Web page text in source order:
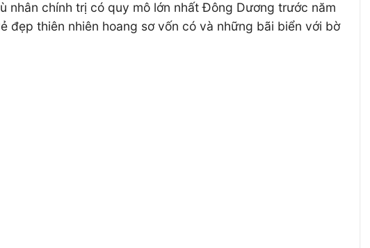
nhân chính trị có quy mô lớn nhất Đông Dương trước năm
đẹp thiên nhiên hoang sơ vốn có và những bãi biển với bờ